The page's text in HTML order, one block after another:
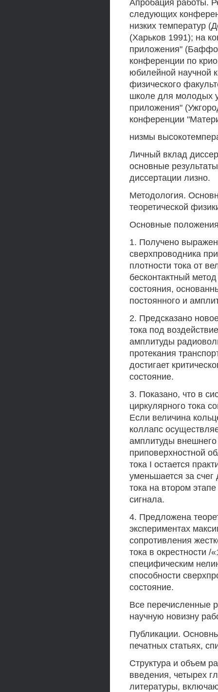
Апробация работы.
следующих
низких температур
(Харьков 1991); на
приложения"
конференции по
юбилейной научной
физического
школе для молодых
приложения"
конференции
низмы
Личный вклад
основные
диссертации лизно.
Методология.
теоретической
Основные
1. Получено
сверхпроводника
плотности тока от
бесконтактный
состояния,
постоянного и
2. Предсказано
тока под
амплитуды
протекания
достигает
состояние.
3. Показано, что в
циркулярного тока
Если величина
коллапс
амплитуды
приповерхностной
тока I остается
уменьшается за
тока на втором
сигнала.
4. Предложена
экспериментах
сопротивления
тока в окрестности /
специфическим
способности
состояние.
Все перечисленные
научную новизну
Публикации.
печатных статьях,
Структура и объем
введения, четырех
литературы,